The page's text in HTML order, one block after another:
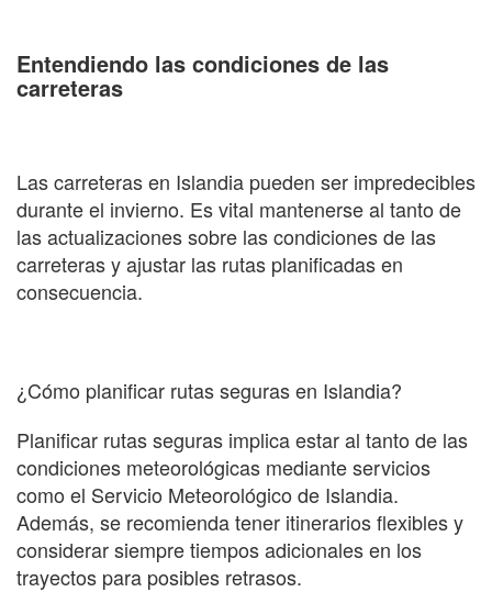
Entendiendo las condiciones de las
carreteras
Las carreteras en Islandia pueden ser impredecibles
durante el invierno. Es vital mantenerse al tanto de
las actualizaciones sobre las condiciones de las
carreteras y ajustar las rutas planificadas en
consecuencia.
¿Cómo planificar rutas seguras en Islandia?
Planificar rutas seguras implica estar al tanto de las
condiciones meteorológicas mediante servicios
como el Servicio Meteorológico de Islandia.
Además, se recomienda tener itinerarios flexibles y
considerar siempre tiempos adicionales en los
trayectos para posibles retrasos.